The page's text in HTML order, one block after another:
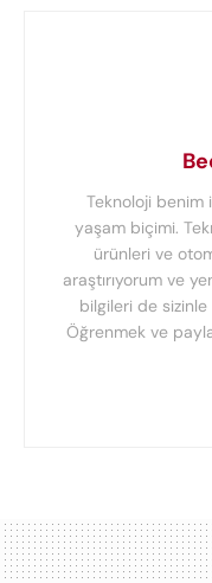
Teknoloji
yaşam biçimi.
ürünleri ve
araştırıyorum ve
bilgileri de
Öğrenmek ve